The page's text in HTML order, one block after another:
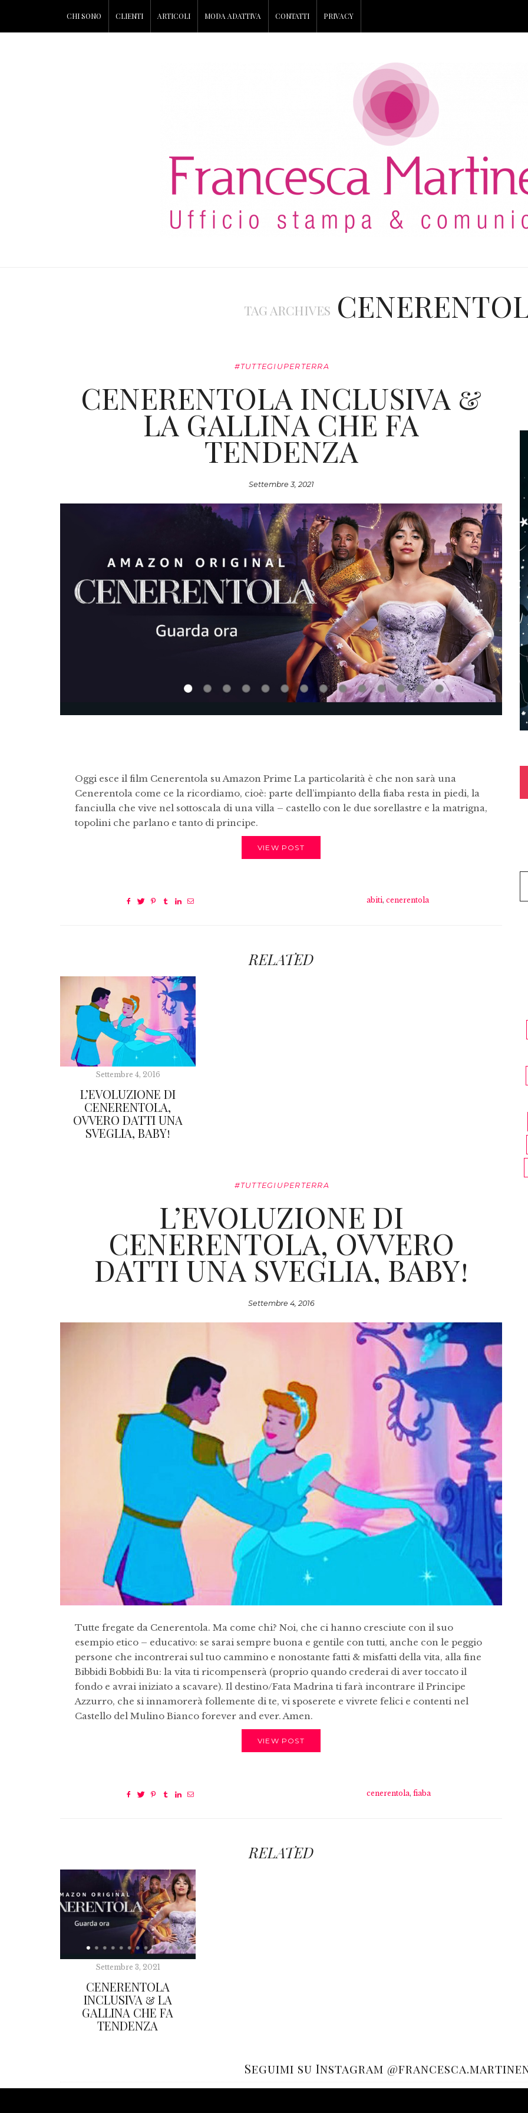
CHI SONO CLIENTI ARTICOLI MODA ADATTIVA CONTATTI PRIVACY
TAG ARCHIVES
#TUTTEGIUPERTERRA
CENERENTOLA INCLUSIVA &
LA GALLINA CHE FA
TENDENZA
Settembre 3, 2021
Oggi esce il film Cenerentola su Amazon Prime La particolarità è che non sarà una
Cenerentola come ce la ricordiamo, cioè: parte dell’impianto della fiaba resta in piedi, la
fanciulla che vive nel sottoscala di una villa – castello con le due sorellastre e la matrigna,
topolini che parlano e tanto di principe.
VIEW POST
abiti, cenerentola
RELATED
Settembre 4, 2016
L’EVOLUZIONE DI
CENERENTOLA,
OVVERO DATTI UNA
SVEGLIA, BABY!
#TUTTEGIUPERTERRA
L’EVOLUZIONE DI
CENERENTOLA, OVVERO
DATTI UNA SVEGLIA, BABY!
Settembre 4, 2016
Tutte fregate da Cenerentola. Ma come chi? Noi, che ci hanno cresciute con il suo
esempio etico – educativo: se sarai sempre buona e gentile con tutti, anche con le peggio
persone che incontrerai sul tuo cammino e nonostante fatti & misfatti della vita, alla fine
Bibbidi Bobbidi Bu: la vita ti ricompenserà (proprio quando crederai di aver toccato il
fondo e avrai iniziato a scavare). Il destino/Fata Madrina ti farà incontrare il Principe
Azzurro, che si innamorerà follemente di te, vi sposerete e vivrete felici e contenti nel
Castello del Mulino Bianco forever and ever. Amen.
VIEW POST
cenerentola, fiaba
RELATED
Settembre 3, 2021
CENERENTOLA
INCLUSIVA & LA
GALLINA CHE FA
TENDENZA
Seguimi su Instagram